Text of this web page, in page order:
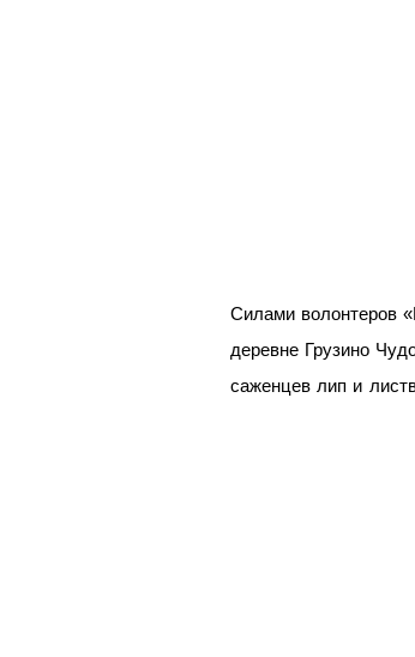
Силами волонтеров
деревне Грузино
саженцев лип и